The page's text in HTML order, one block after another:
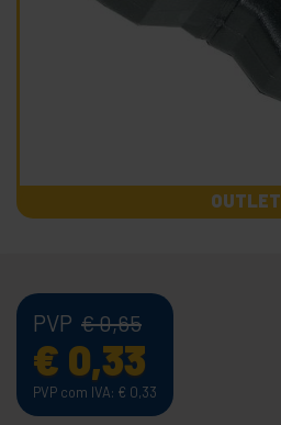
OUTLET
PVP €0,65
€ 0,33
PVP com IVA: € 0,33